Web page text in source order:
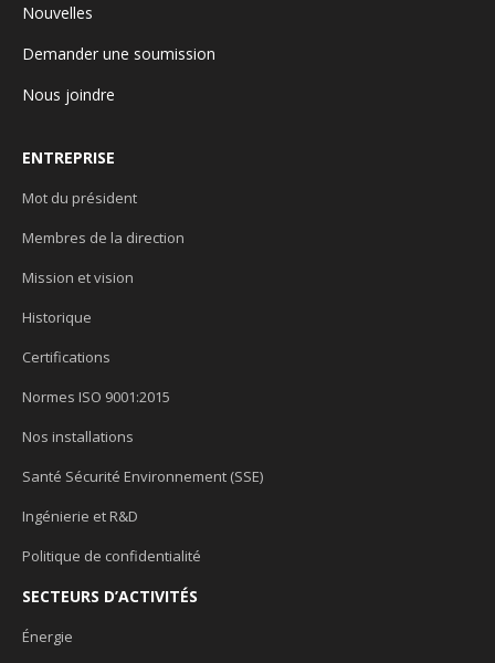
Nouvelles
Demander une soumission
Nous joindre
ENTREPRISE
Mot du président
Membres de la direction
Mission et vision
Historique
Certifications
Normes ISO 9001:2015
Nos installations
Santé Sécurité Environnement (SSE)
Ingénierie et R&D
Politique de confidentialité
SECTEURS D’ACTIVITÉS
Énergie